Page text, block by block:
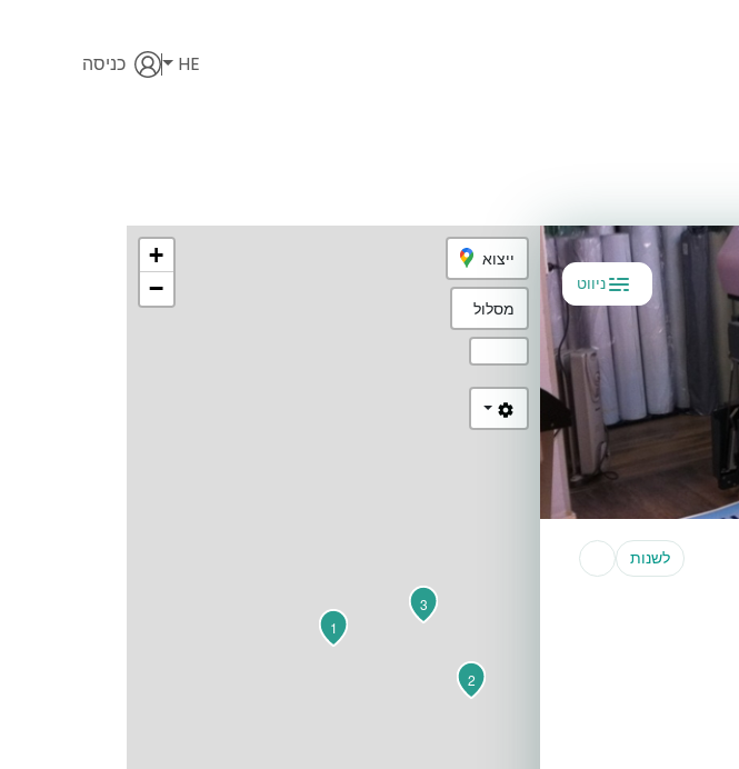
HE כניסה
ניווט
לשנות
1
2
3
+
−
ייצוא
מסלול